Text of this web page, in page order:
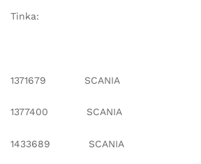
Tinka:
1371679 SCANIA
1377400 SCANIA
1433689 SCANIA